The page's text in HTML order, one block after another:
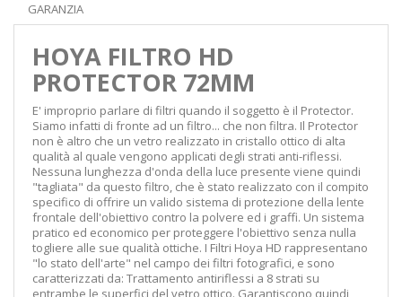
GARANZIA
HOYA FILTRO HD
PROTECTOR 72MM
E' improprio parlare di filtri quando il soggetto è il Protector.
Siamo infatti di fronte ad un filtro... che non filtra. Il Protector
non è altro che un vetro realizzato in cristallo ottico di alta
qualità al quale vengono applicati degli strati anti-riflessi.
Nessuna lunghezza d'onda della luce presente viene quindi
"tagliata" da questo filtro, che è stato realizzato con il compito
specifico di offrire un valido sistema di protezione della lente
frontale dell'obiettivo contro la polvere ed i graffi. Un sistema
pratico ed economico per proteggere l'obiettivo senza nulla
togliere alle sue qualità ottiche. I Filtri Hoya HD rappresentano
"lo stato dell'arte" nel campo dei filtri fotografici, e sono
caratterizzati da: Trattamento antiriflessi a 8 strati su